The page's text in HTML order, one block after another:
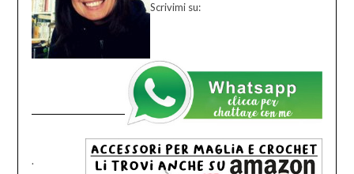
Scrivimi su:
.